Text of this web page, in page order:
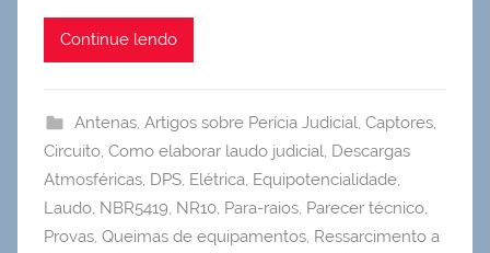
Continue lendo
Antenas, Artigos sobre Perícia Judicial, Captores,
Circuito, Como elaborar laudo judicial, Descargas
Atmosféricas, DPS, Elétrica, Equipotencialidade,
Laudo, NBR5419, NR10, Para-raios, Parecer técnico,
Provas, Queimas de equipamentos, Ressarcimento a